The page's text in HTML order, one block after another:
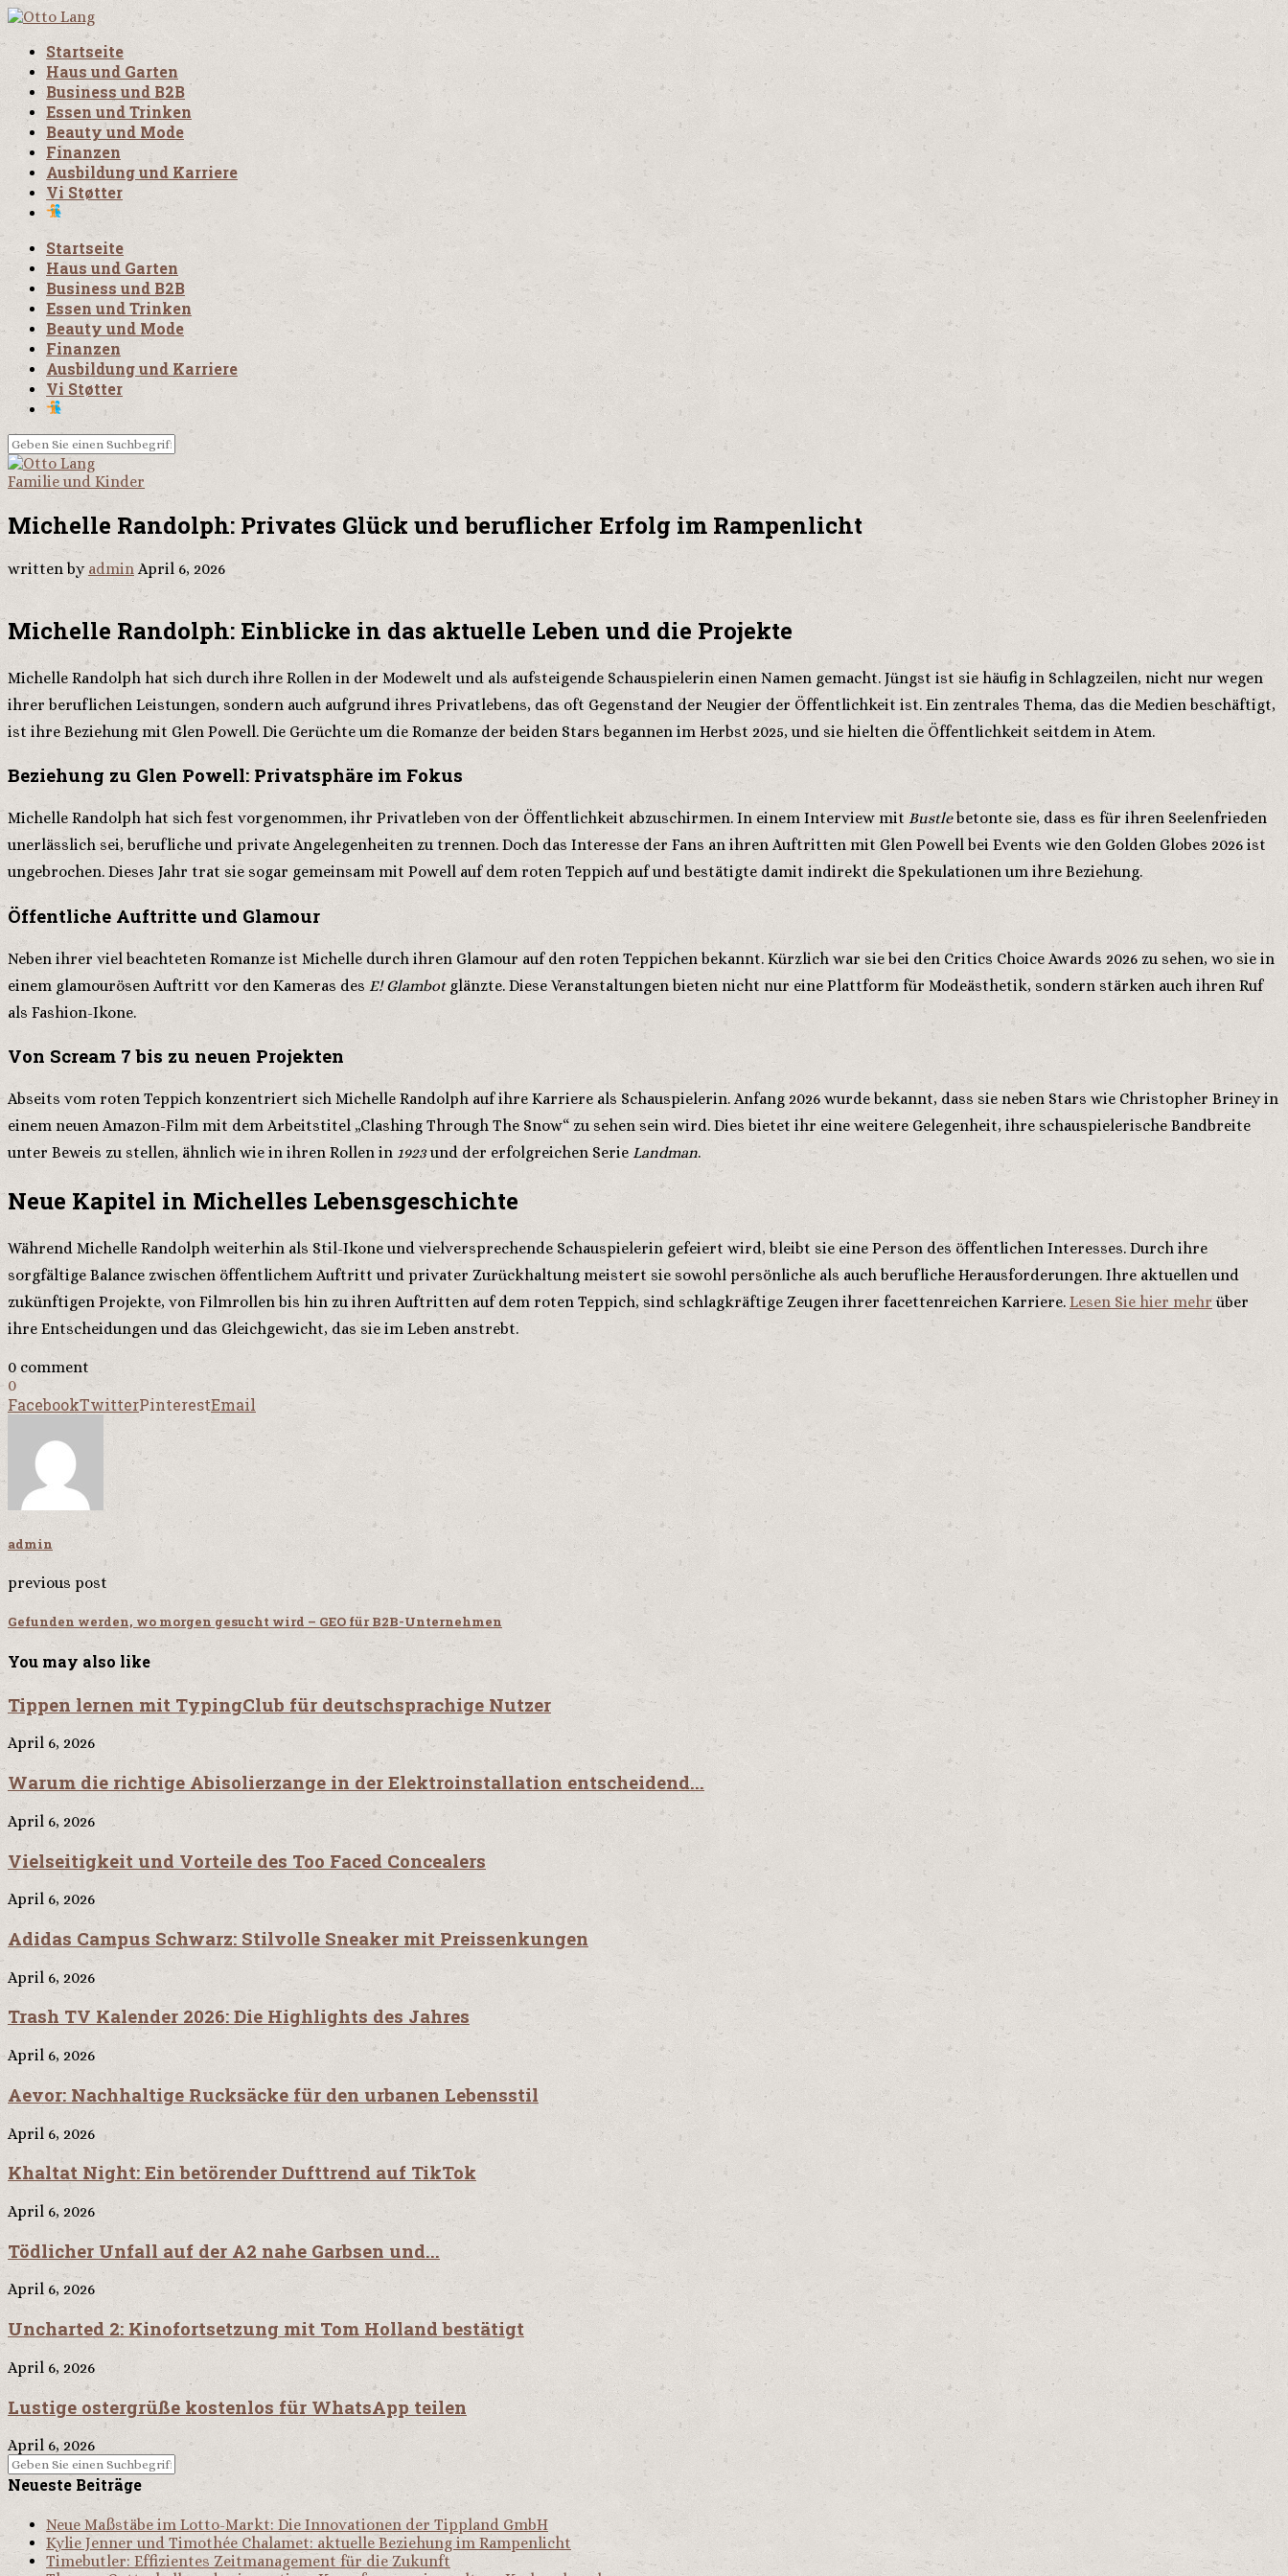
Startseite
Haus und Garten
Business und B2B
Essen und Trinken
Beauty und Mode
Finanzen
Ausbildung und Karriere
Vi Støtter
Startseite
Haus und Garten
Business und B2B
Essen und Trinken
Beauty und Mode
Finanzen
Ausbildung und Karriere
Vi Støtter
Familie und Kinder
Michelle Randolph: Privates Glück und beruflicher Erfolg im Rampenlicht
written by admin April 6, 2026
Michelle Randolph: Einblicke in das aktuelle Leben und die Projekte
Michelle Randolph hat sich durch ihre Rollen in der Modewelt und als aufsteigende Schauspielerin einen Namen gemacht. Jüngst ist sie häufig in Schlagzeilen, nicht nur wegen
ihrer beruflichen Leistungen, sondern auch aufgrund ihres Privatlebens, das oft Gegenstand der Neugier der Öffentlichkeit ist. Ein zentrales Thema, das die Medien beschäftigt,
ist ihre Beziehung mit Glen Powell. Die Gerüchte um die Romanze der beiden Stars begannen im Herbst 2025, und sie hielten die Öffentlichkeit seitdem in Atem.
Beziehung zu Glen Powell: Privatsphäre im Fokus
Michelle Randolph hat sich fest vorgenommen, ihr Privatleben von der Öffentlichkeit abzuschirmen. In einem Interview mit Bustlebetonte sie, dass es für ihren Seelenfrieden
unerlässlich sei, berufliche und private Angelegenheiten zu trennen. Doch das Interesse der Fans an ihren Auftritten mit Glen Powell bei Events wie den Golden Globes 2026 ist
ungebrochen. Dieses Jahr trat sie sogar gemeinsam mit Powell auf dem roten Teppich auf und bestätigte damit indirekt die Spekulationen um ihre Beziehung.
Öffentliche Auftritte und Glamour
Neben ihrer viel beachteten Romanze ist Michelle durch ihren Glamour auf den roten Teppichen bekannt. Kürzlich war sie bei den Critics Choice Awards 2026 zu sehen, wo sie in
einem glamourösen Auftritt vor den Kameras des E! Glambotglänzte. Diese Veranstaltungen bieten nicht nur eine Plattform für Modeästhetik, sondern stärken auch ihren Ruf
als Fashion-Ikone.
Von Scream 7 bis zu neuen Projekten
Abseits vom roten Teppich konzentriert sich Michelle Randolph auf ihre Karriere als Schauspielerin. Anfang 2026 wurde bekannt, dass sie neben Stars wie Christopher Briney in
einem neuen Amazon-Film mit dem Arbeitstitel „Clashing Through The Snow“ zu sehen sein wird. Dies bietet ihr eine weitere Gelegenheit, ihre schauspielerische Bandbreite
unter Beweis zu stellen, ähnlich wie in ihren Rollen in 1923und der erfolgreichen Serie Landman.
Neue Kapitel in Michelles Lebensgeschichte
Während Michelle Randolph weiterhin als Stil-Ikone und vielversprechende Schauspielerin gefeiert wird, bleibt sie eine Person des öffentlichen Interesses. Durch ihre
sorgfältige Balance zwischen öffentlichem Auftritt und privater Zurückhaltung meistert sie sowohl persönliche als auch berufliche Herausforderungen. Ihre aktuellen und
zukünftigen Projekte, von Filmrollen bis hin zu ihren Auftritten auf dem roten Teppich, sind schlagkräftige Zeugen ihrer facettenreichen Karriere. Lesen Sie hier mehrüber
ihre Entscheidungen und das Gleichgewicht, das sie im Leben anstrebt.
0 comment
0
FacebookTwitterPinterestEmail
admin
previous post
Gefunden werden, wo morgen gesucht wird – GEO für B2B-Unternehmen
You may also like
Tippen lernen mit TypingClub für deutschsprachige Nutzer
April 6, 2026
Warum die richtige Abisolierzange in der Elektroinstallation entscheidend...
April 6, 2026
Vielseitigkeit und Vorteile des Too Faced Concealers
April 6, 2026
Adidas Campus Schwarz: Stilvolle Sneaker mit Preissenkungen
April 6, 2026
Trash TV Kalender 2026: Die Highlights des Jahres
April 6, 2026
Aevor: Nachhaltige Rucksäcke für den urbanen Lebensstil
April 6, 2026
Khaltat Night: Ein betörender Dufttrend auf TikTok
April 6, 2026
Tödlicher Unfall auf der A2 nahe Garbsen und...
April 6, 2026
Uncharted 2: Kinofortsetzung mit Tom Holland bestätigt
April 6, 2026
Lustige ostergrüße kostenlos für WhatsApp teilen
April 6, 2026
Neueste Beiträge
Neue Maßstäbe im Lotto-Markt: Die Innovationen der Tippland GmbH
Kylie Jenner und Timothée Chalamet: aktuelle Beziehung im Rampenlicht
Timebutler: Effizientes Zeitmanagement für die Zukunft